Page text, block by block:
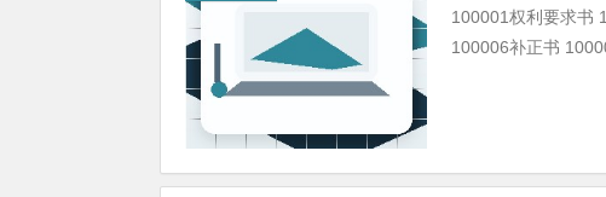
100001权利要求书
100006补正书